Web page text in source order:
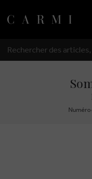
RECHERCHER
Numéro